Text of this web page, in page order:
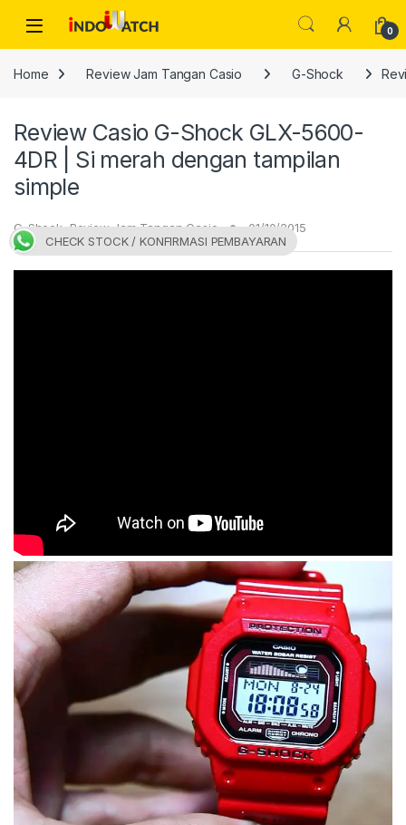
Open 0
Home Review Jam Tangan Casio G-Shock
Review Casio G-Shock GLX-5600-
4DR | Si merah dengan tampilan
simple
G-Shock,Review Jam Tangan Casio 01/10/2015
CHECK STOCK / KONFIRMASI PEMBAYARAN